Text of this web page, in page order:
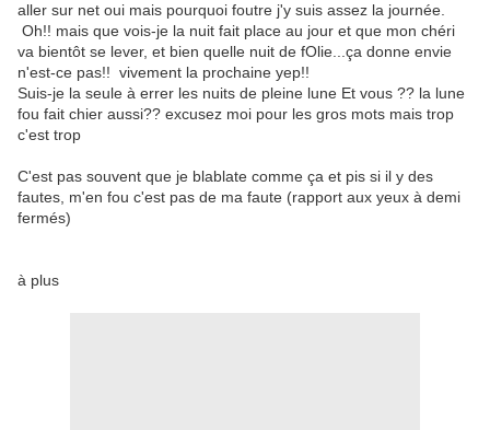
aller sur net oui mais pourquoi foutre j'y suis assez la journée.
Oh!! mais que vois-je la nuit fait place au jour et que mon chéri
va bientôt se lever, et bien quelle nuit de fOlie...ça donne envie
n'est-ce pas!! vivement la prochaine yep!!
Suis-je la seule à errer les nuits de pleine lune Et vous ?? la lune
fou fait chier aussi?? excusez moi pour les gros mots mais trop
c'est trop
C'est pas souvent que je blablate comme ça et pis si il y des
fautes, m'en fou c'est pas de ma faute (rapport aux yeux à demi
fermés)
à plus